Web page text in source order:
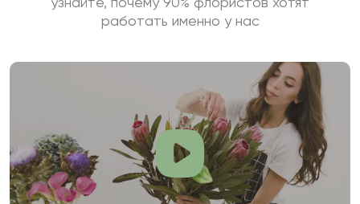
работать именно у нас